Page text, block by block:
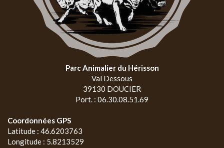
Parc Animalier du Hérisson
Val Dessous
39130 DOUCIER
Port. : 06.30.08.51.69
Coordonnées GPS
Latitude : 46.6203763
Longitude : 5.8213529